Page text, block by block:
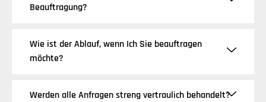
Beauftragung?
Wie ist der Ablauf, wenn Ich Sie beauftragen
möchte?
Werden alle Anfragen streng vertraulich behandelt?